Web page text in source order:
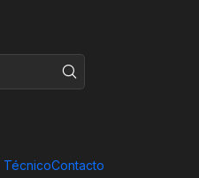
TécnicoContacto